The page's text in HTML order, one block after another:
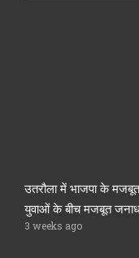
उतरौला में भाजपा के
युवाओं के बीच मजबूत
3 weeks ago